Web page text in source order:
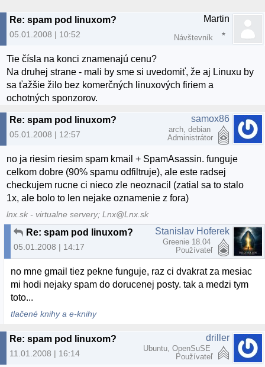
Re: spam pod linuxom?
05.01.2008 | 10:52
Martin
Návštevník
Tie čísla na konci znamenajú cenu?
Na druhej strane - mali by sme si uvedomiť, že aj Linuxu by
sa ťažšie žilo bez komerčných linuxových firiem a
ochotných sponzorov.
Re: spam pod linuxom?
05.01.2008 | 12:57
samox86
arch, debian
Administrátor
no ja riesim riesim spam kmail + SpamAsassin. funguje
celkom dobre (90% spamu odfiltruje), ale este radsej
checkujem rucne ci nieco zle neoznacil (zatial sa to stalo
1x, ale bolo to len nejake oznamenie z fora)
lnx.sk - virtualne servery; Lnx@Lnx.sk
Re: spam pod linuxom?
05.01.2008 | 14:17
Stanislav Hoferek
Greenie 18.04
Používateľ
no mne gmail tiez pekne funguje, raz ci dvakrat za mesiac
mi hodi nejaky spam do dorucenej posty. tak a medzi tym
toto...
tlačené knihy a e-knihy
Re: spam pod linuxom?
11.01.2008 | 16:14
driller
Ubuntu, OpenSuSE
Používateľ